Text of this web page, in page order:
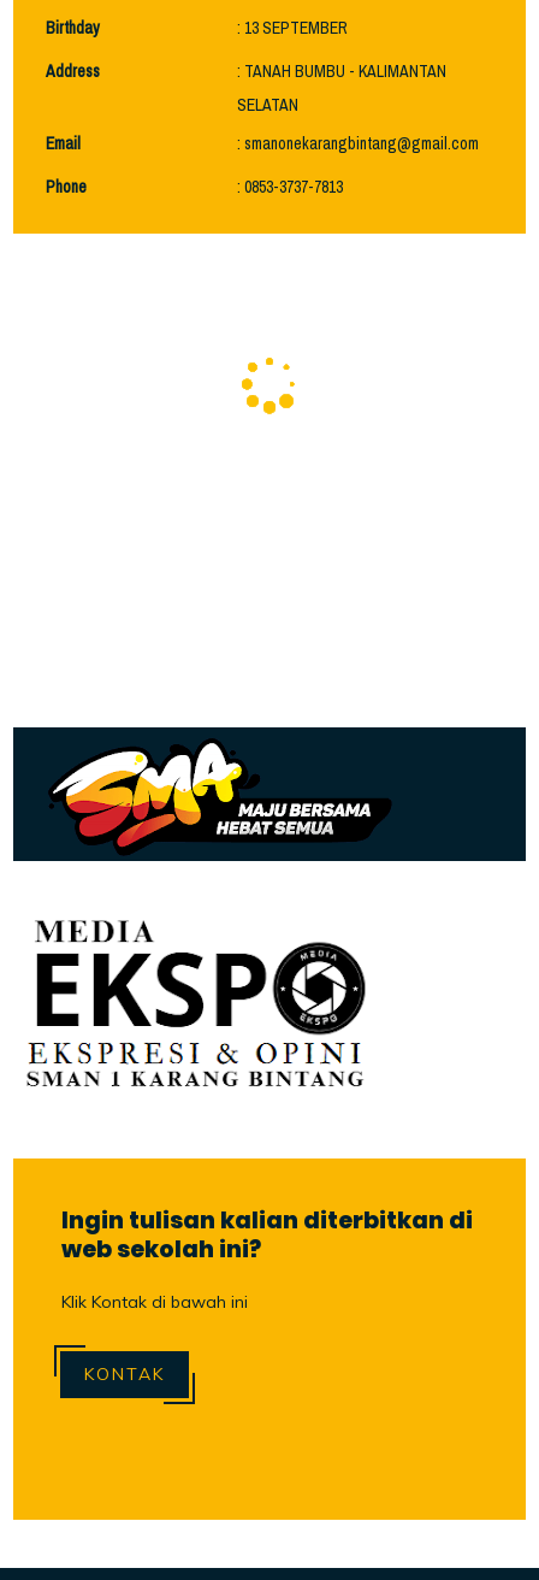
Birthday
: 13 SEPTEMBER
Address
: TANAH BUMBU - KALIMANTAN
SELATAN
Email
: smanonekarangbintang@gmail.com
Phone
: 0853-3737-7813
Ingin tulisan kalian diterbitkan di
web sekolah ini?
Klik Kontak di bawah ini
KONTAK